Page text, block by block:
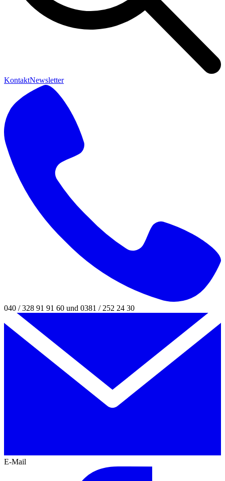
KontaktNewsletter
040 / 328 91 91 60 und 0381 / 252 24 30
E-Mail